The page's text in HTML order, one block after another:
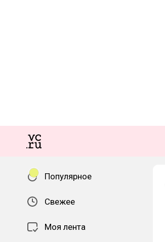
Популярное
Свежее
Моя лента